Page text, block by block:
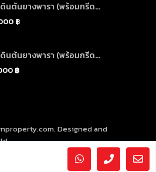
ดินต้นยางพารา (พร้อมกรีด...
฿
ดินต้นยางพารา (พร้อมกรีด...
฿
Designed and